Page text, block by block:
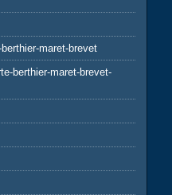
maret-brevet
berthier-maret-brevet-